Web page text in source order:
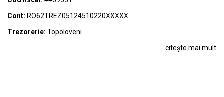
Cont: RO62TREZ05124510220XXXXX
Trezorerie: Topoloveni
citește mai mult